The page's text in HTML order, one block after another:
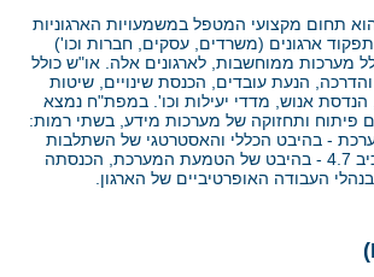
תחום מקצועי המטפל במשמעויות הארגוניות
ארגונים (משרדים, עסקים, חברות וכו')
מערכות ממוחשבות, לארגונים אלה. או"ש כולל
הנעת עובדים, הכנסת שינויים, שיטות
הנדסת אנוש, מדדי יעילות וכו'. במפת"ח נמצא
פיתוח ותחזוקה של מערכות מידע, בשתי רמות:
עץ המערכת - בהיבט הכללי והאסטרטגי של השתלבות
המערכת בארגון, וברכיב 4.7 - בהיבט של הטמעת המערכת, הכנסתה
העבודה האופרטיביים של הארגון.